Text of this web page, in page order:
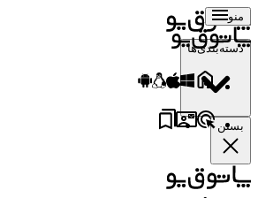
منو
دسته‌بندی‌ها
بستن